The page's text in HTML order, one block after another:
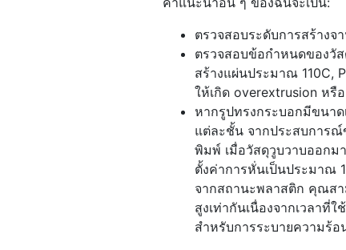
ตรวจสอบระดับการสร้าง
ตรวจสอบข้อกำหนดของวั
สร้างแผ่นประมาณ 110C,
ให้เกิด overextrusion หรื
หากรูปทรงกระบอกมีขนาด
แต่ละชั้น จากประสบการณ์
พิมพ์ เมื่อวัสดุวูบวาบออก
ตั้งค่าการหั่นเป็นประมาณ
จากสถานะพลาสติก คุณสา
สูงเท่ากันเนื่องจากเวลาที่
สำหรับการระบายความร้อ